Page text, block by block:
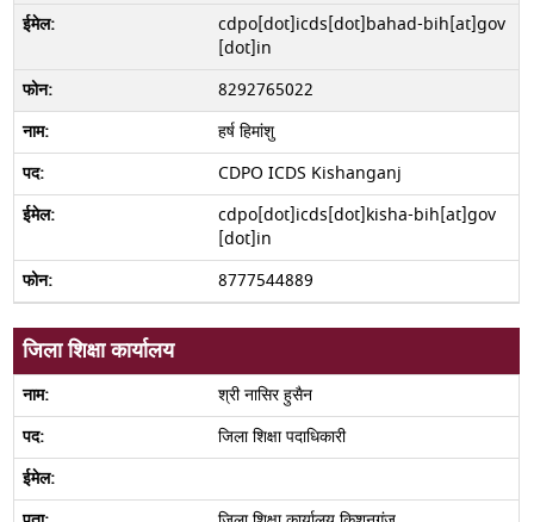
cdpo[dot]icds[dot]bahad-bih[at]gov
[dot]in
8292765022
हर्ष हिमांशु
CDPO ICDS Kishanganj
cdpo[dot]icds[dot]kisha-bih[at]gov
[dot]in
8777544889
जिला शिक्षा कार्यालय
श्री नासिर हुसैन
जिला शिक्षा पदाधिकारी